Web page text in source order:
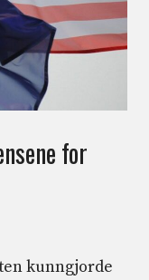
for
kunngjorde